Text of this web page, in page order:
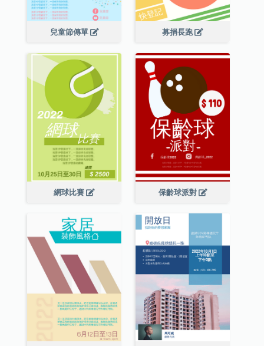
兒童節傳單 募捐長跑
網球比賽 保齡球派對